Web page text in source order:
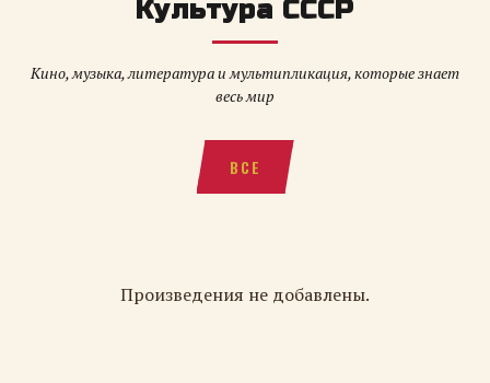
Культура СССР
Кино, музыка, литература и мультипликация, которые знает
весь мир
ВСЕ
Произведения не добавлены.